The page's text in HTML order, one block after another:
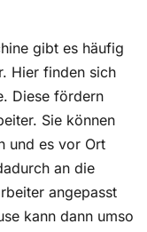
gibt es häufig
Hier finden sich
Diese fördern
Sie können
und es vor Ort
an die
angepasst
kann dann umso